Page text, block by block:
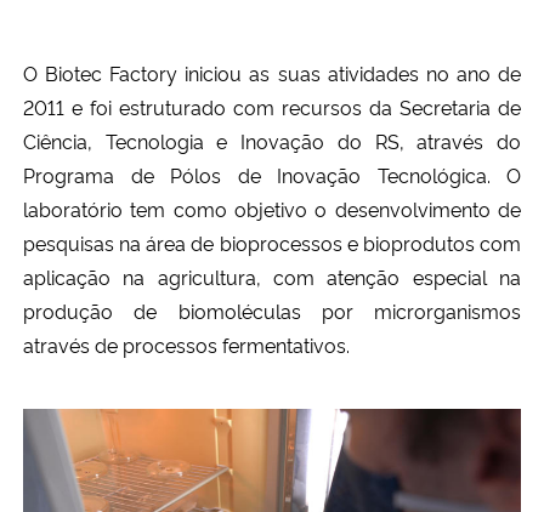
Secretaria-Geral
Secretaria de Governo
Advocacia-Geral da União
Banco Central do Brasil
Planalto
O Biotec Factory iniciou as suas atividades no ano de
2011 e foi estruturado com recursos da Secretaria de
Ciência, Tecnologia e Inovação do RS, através do
Programa de Pólos de Inovação Tecnológica. O
laboratório tem como objetivo o desenvolvimento de
pesquisas na área de bioprocessos e bioprodutos com
aplicação na agricultura, com atenção especial na
produção de biomoléculas por microrganismos
através de processos fermentativos.